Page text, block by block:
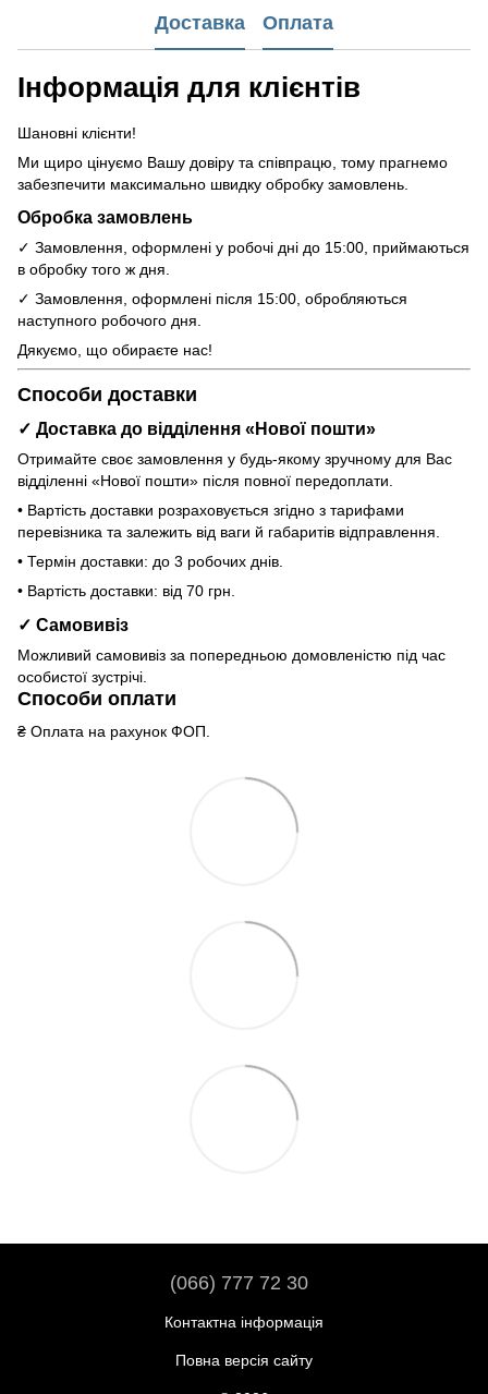
Доставка Оплата
Інформація для клієнтів
Шановні клієнти!
Ми щиро цінуємо Вашу довіру та співпрацю, тому прагнемо
забезпечити максимально швидку обробку замовлень.
Обробка замовлень
✓ Замовлення, оформлені у робочі дні до 15:00, приймаються
в обробку того ж дня.
✓ Замовлення, оформлені після 15:00, обробляються
наступного робочого дня.
Дякуємо, що обираєте нас!
Способи доставки
✓ Доставка до відділення «Нової пошти»
Отримайте своє замовлення у будь-якому зручному для Вас
відділенні «Нової пошти» після повної передоплати.
• Вартість доставки розраховується згідно з тарифами
перевізника та залежить від ваги й габаритів відправлення.
• Термін доставки: до 3 робочих днів.
• Вартість доставки: від 70 грн.
✓ Самовивіз
Можливий самовивіз за попередньою домовленістю під час
особистої зустрічі.
Способи оплати
₴ Оплата на рахунок ФОП.
(066) 777 72 30
Контактна інформація
Повна версія сайту